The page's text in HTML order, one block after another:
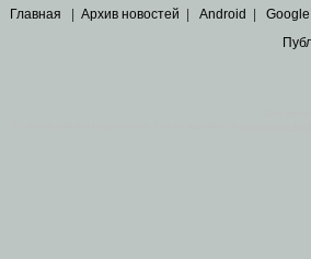
Главная Архив новостей Android Google